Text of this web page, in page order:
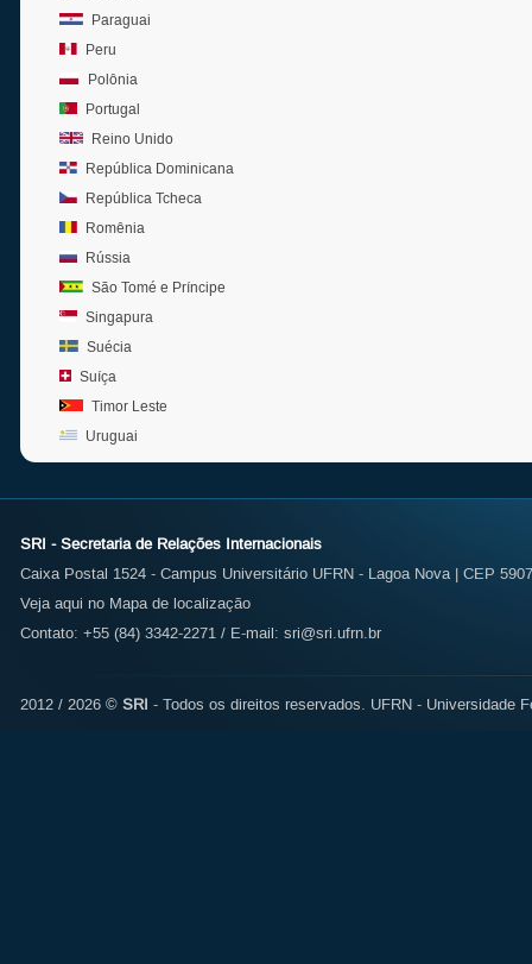
Paraguai
Peru
Polônia
Portugal
Reino Unido
República Dominicana
República Tcheca
Romênia
Rússia
São Tomé e Príncipe
Singapura
Suécia
Suíça
Timor Leste
Uruguai
SRI - Secretaria de Relações Internacionais
Caixa Postal 1524 - Campus Universitário UFRN - Lagoa Nova | CEP
Veja aqui no Mapa de localização
Contato: +55 (84) 3342-2271 / E-mail: sri@sri.ufrn.br
2012 / 2026 © SRI - Todos os direitos reservados. UFRN - Universidade